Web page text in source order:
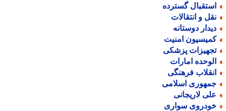
گسترده
و انتقالات
دوستانه
امنیت
پزشکی
امارات
فرهنگی
اسلامی
لاریجانی
سواری